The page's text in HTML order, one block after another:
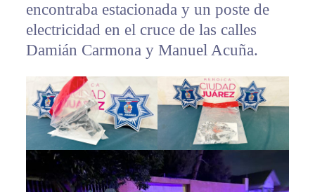
encontraba estacionada y un poste de
electricidad en el cruce de las calles
Damián Carmona y Manuel Acuña.